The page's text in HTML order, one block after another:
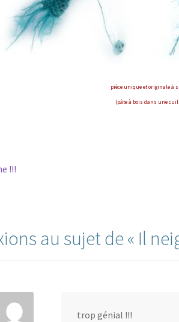
pièce unique et originaleà
(pâte à bois dans une
!!!
au sujet de « Il
trop génial !!!